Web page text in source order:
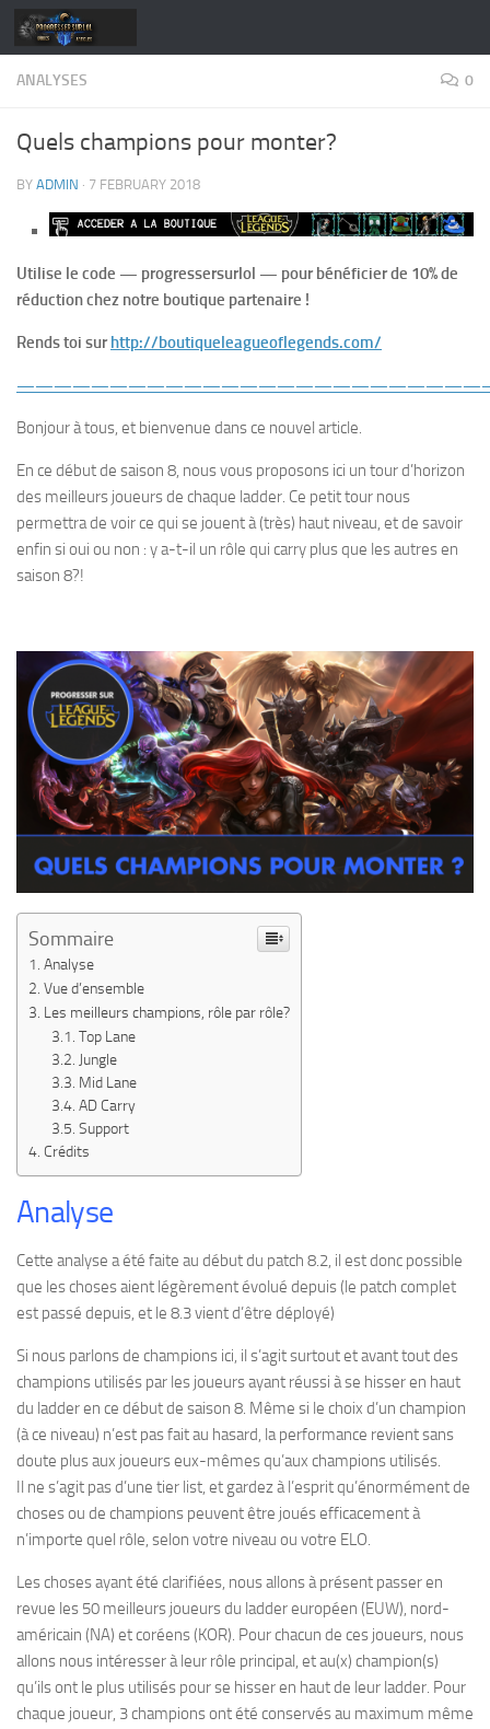
Skip to content
ANALYSES 0
Quels champions pour monter?
BY ADMIN · 7 FEBRUARY 2018
Utilise le code — progressersurlol — pour bénéficier de 10% de
réduction chez notre boutique partenaire !
Rends toi surhttp://boutiqueleagueoflegends.com/
Bonjour à tous, et bienvenue dans ce nouvel article.
En ce début de saison 8, nous vous proposons ici un tour d’horizon
des meilleurs joueurs de chaque ladder. Ce petit tour nous
permettra de voir ce qui se jouent à (très) haut niveau, et de savoir
enfin si oui ou non : y a-t-il un rôle qui carry plus que les autres en
saison 8?!
Sommaire
Analyse
Vue d’ensemble
Les meilleurs champions, rôle par rôle?
Top Lane
Jungle
Mid Lane
AD Carry
Support
Crédits
Analyse
Cette analyse a été faite au début du patch 8.2, il est donc possible
que les choses aient légèrement évolué depuis (le patch complet
est passé depuis, et le 8.3 vient d’être déployé)
Si nous parlons de champions ici, il s’agit surtout et avant tout des
champions utilisés par les joueurs ayant réussi à se hisser en haut
du ladder en ce début de saison 8. Même si le choix d’un champion
(à ce niveau) n’est pas fait au hasard, la performance revient sans
doute plus aux joueurs eux-mêmes qu’aux champions utilisés.
Il ne s’agit pas d’une tier list, et gardez à l’esprit qu’énormément de
choses ou de champions peuvent être joués efficacement à
n’importe quel rôle, selon votre niveau ou votre ELO.
Les choses ayant été clarifiées, nous allons à présent passer en
revue les 50 meilleurs joueurs du ladder européen (EUW), nord-
américain (NA) et coréens (KOR). Pour chacun de ces joueurs, nous
allons nous intéresser à leur rôle principal, et au(x) champion(s)
qu’ils ont le plus utilisés pour se hisser en haut de leur ladder. Pour
chaque joueur, 3 champions ont été conservés au maximum même